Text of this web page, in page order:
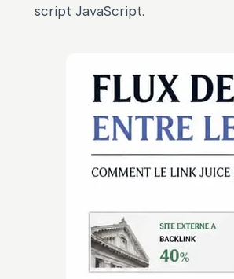
script JavaScript.